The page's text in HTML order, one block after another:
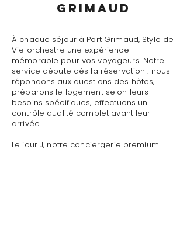
Grimaud
À chaque séjour à Port Grimaud, Style de
Vie orchestre une expérience
mémorable pour vos voyageurs. Notre
service débute dès la réservation : nous
répondons aux questions des hôtes,
préparons le logement selon leurs
besoins spécifiques, effectuons un
contrôle qualité complet avant leur
arrivée.
Le jour J, notre conciergerie premium